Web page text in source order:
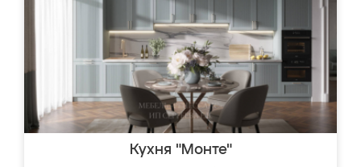
Кухня "Монте"